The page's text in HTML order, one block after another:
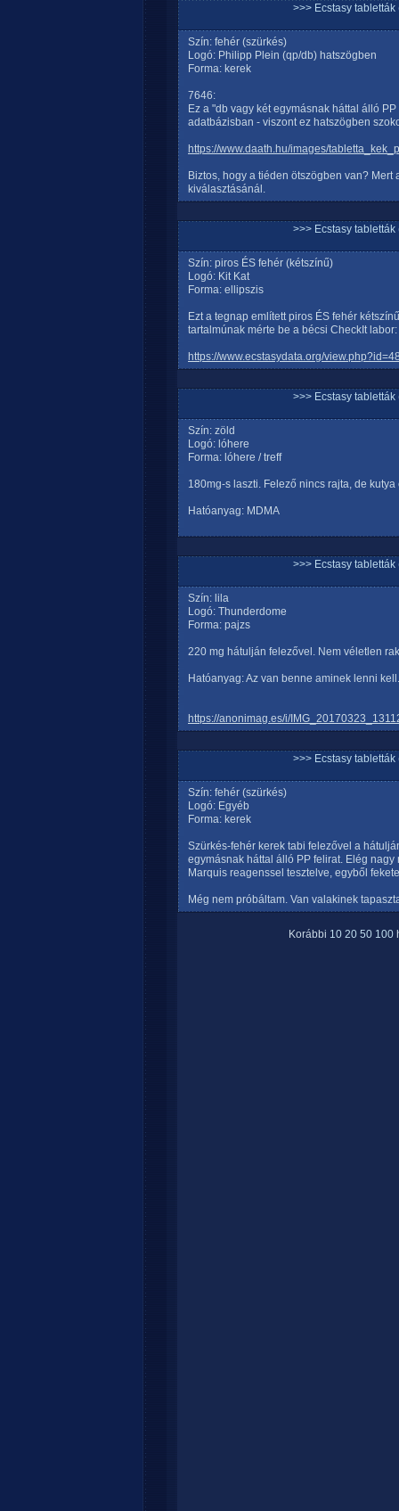
>>> Ecstasy tabletták
Szín: fehér (szürkés)
Logó: Philipp Plein (qp/db) hatszögben
Forma: kerek
7646:
Ez a "db vagy két egymásnak háttal álló
adatbázisban - viszont ez hatszögben
https://www.daath.hu/images/
Biztos, hogy a tiéden ötszögben van?
kiválasztásánál.
>>> Ecstasy tabletták
Szín: piros ÉS fehér (kétszínű)
Logó: Kit Kat
Forma: ellipszis
Ezt a tegnap említett piros ÉS fehér
tartalmúnak mérte be a bécsi CheckIt labor:
https://www.ecstasydata.org/
>>> Ecstasy tabletták
Szín: zöld
Logó: lóhere
Forma: lóhere / treff
180mg-s laszti. Felező nincs rajta, de kutya
Hatóanyag: MDMA
>>> Ecstasy tabletták
Szín: lila
Logó: Thunderdome
Forma: pajzs
220 mg hátulján felezővel. Nem véletlen
Hatóanyag: Az van benne aminek lenni kell.
https://anonimag.es/i/
>>> Ecstasy tabletták
Szín: fehér (szürkés)
Logó: Egyéb
Forma: kerek
Szürkés-fehér kerek tabi felezővel a
egymásnak háttal álló PP felirat. Elég nagy
Marquis reagenssel tesztelve, egyből
Még nem próbáltam. Van valakinek
Korábbi 10 20 50 100